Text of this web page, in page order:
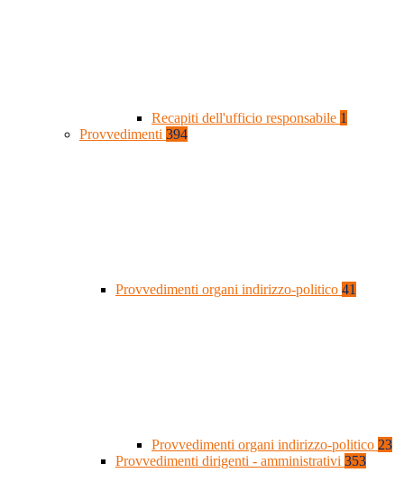
Recapiti dell'ufficio responsabile 1
Provvedimenti 394
Provvedimenti organi indirizzo-politico 41
Provvedimenti organi indirizzo-politico 23
Provvedimenti dirigenti - amministrativi 353